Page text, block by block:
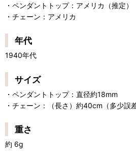
・ペンダントトップ：アメリカ（推定）
・チェーン：アメリカ
年代
1940年代
サイズ
・ペンダントトップ：直径約18mm
・チェーン：（長さ）約40cm（多少誤
重さ
約 6g